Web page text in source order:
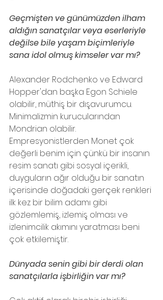
Geçmişten ve günümüzden ilham
aldığın sanatçılar veya eserleriyle
değilse bile yaşam biçimleriyle
sana idol olmuş kimseler var mı?
Alexander Rodchenko ve Edward
Hopper'dan başka Egon Schiele
olabilir, müthiş bir dışavurumcu.
Minimalizmin kurucularından
Mondrian olabilir.
Empresyonistlerden Monet çok
değerli benim için çünkü bir insanın
resim sanatı gibi sosyal içerikli,
duyguların ağır olduğu bir sanatın
içerisinde doğadaki gerçek renkleri
ilk kez bir bilim adamı gibi
gözlemlemiş, izlemiş olması ve
izlenimcilik akımını yaratması beni
çok etkilemiştir.
Dünyada senin gibi bir derdi olan
sanatçılarla işbirliğin var mı?